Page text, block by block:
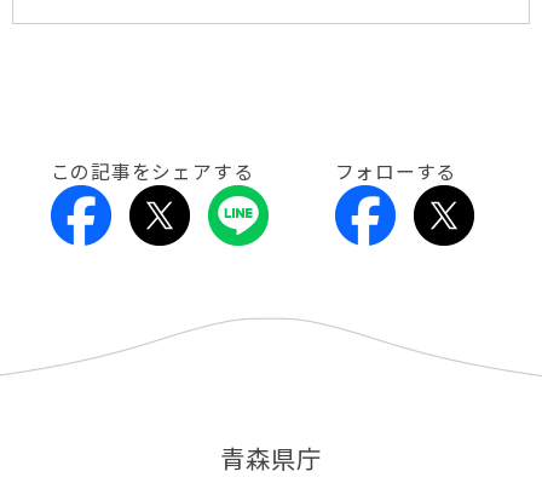
この記事をシェアする フォローする
青森県庁